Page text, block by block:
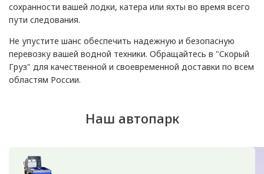
сохранности вашей лодки, катера или яхты во время всего
пути следования.
Не упустите шанс обеспечить надежную и безопасную
перевозку вашей водной техники. Обращайтесь в "Скорый
Груз" для качественной и своевременной доставки по всем
областям России.
Наш автопарк